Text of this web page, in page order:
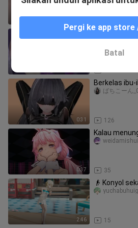
Lada lada
0:31
Berkelas ibu-
126
ばちこーん
0:37
Kalau
35
2:46
👴 Konyol
15
Pergi ke app store
Batal